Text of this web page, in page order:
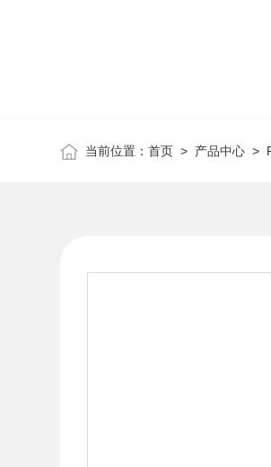
当前位置：首页 > 产品中心 >